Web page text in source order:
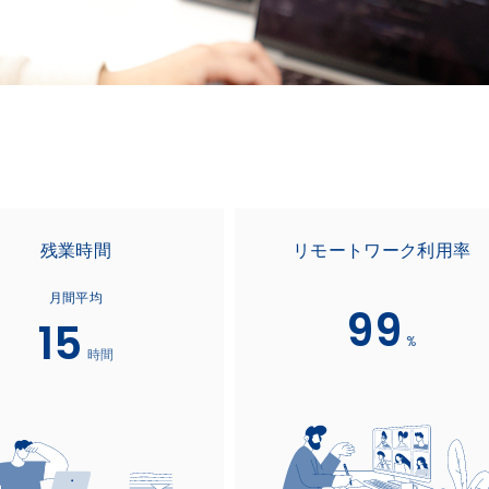
残業時間
月間平均
15 時間
リモートワーク利用率
99 %